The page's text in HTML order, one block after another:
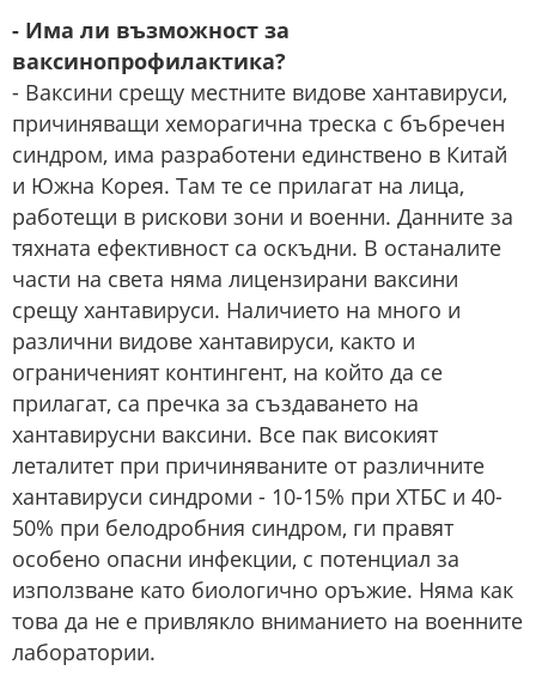
- Има ли възможност за
ваксинопрофилактика?
- Ваксини срещу местните видове хантавируси,
причиняващи хеморагична треска с бъбречен
синдром, има разработени единствено в Китай
и Южна Корея. Там те се прилагат на лица,
работещи в рискови зони и военни. Данните за
тяхната ефективност са оскъдни. В останалите
части на света няма лицензирани ваксини
срещу хантавируси. Наличието на много и
различни видове хантавируси, както и
ограниченият контингент, на който да се
прилагат, са пречка за създаването на
хантавирусни ваксини. Все пак високият
леталитет при причиняваните от различните
хантавируси синдроми - 10-15% при ХТБС и 40-
50% при белодробния синдром, ги правят
особено опасни инфекции, с потенциал за
използване като биологично оръжие. Няма как
това да не е привлякло вниманието на военните
лаборатории.